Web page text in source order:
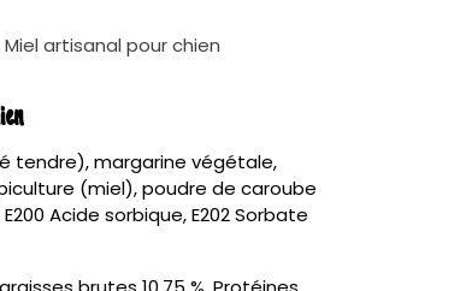
artisanal pour chien
tendre), margarine végétale,
(miel), poudre de caroube
Acide sorbique, E202 Sorbate